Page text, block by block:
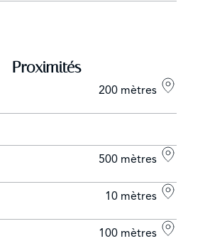
Proximités
200 mètres
500 mètres
10 mètres
100 mètres